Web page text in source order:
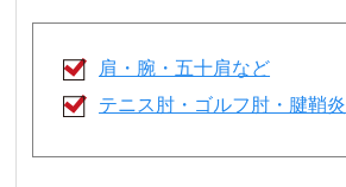
肩・腕・五十肩など
テニス肘・ゴルフ肘・腱鞘炎